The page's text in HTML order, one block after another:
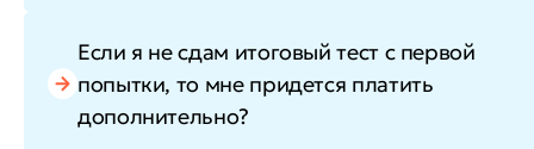
Если я не сдам итоговый тест с первой
попытки, то мне придется платить
дополнительно?